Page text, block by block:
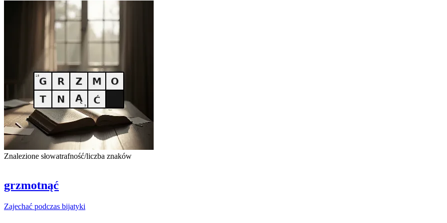
Znalezione słowatrafność/liczba znaków
grzmotnąć
Zajechać podczas bijatyki